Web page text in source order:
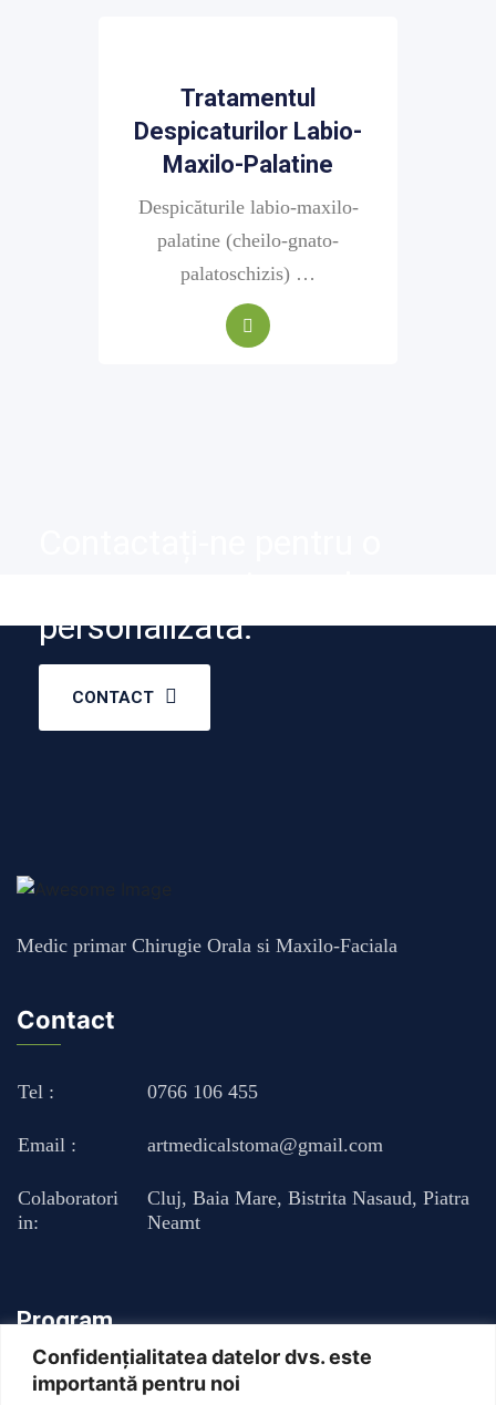
Confidențialitatea datelor dvs. este
importantă pentru noi
Tratamentul
Despicaturilor Labio-
Maxilo-Palatine
Despicăturile labio-maxilo-
palatine (cheilo-gnato-
palatoschizis) …
personalizată.
CONTACT
Medic primar Chirugie Orala si Maxilo-Faciala
Contact
Tel : 0766 106 455
Email : artmedicalstoma@gmail.com
Colaboratori
in:
Cluj, Baia Mare, Bistrita Nasaud, Piatra
Neamt
Program
Luni - Vineri : 13:00 - 20:00